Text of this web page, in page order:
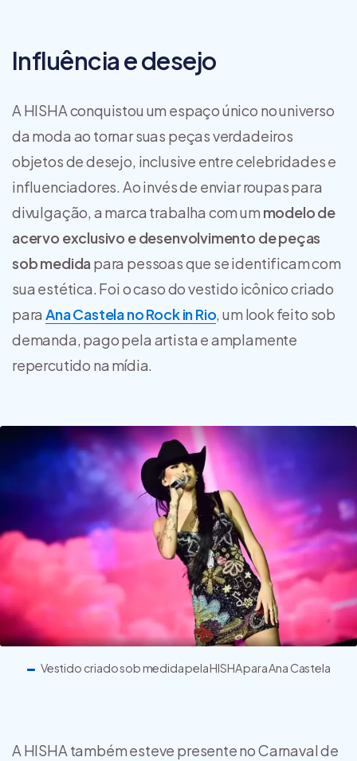
Influência e desejo
A HISHA conquistou um espaço único no universo
da moda ao tornar suas peças verdadeiros
objetos de desejo, inclusive entre celebridades e
influenciadores. Ao invés de enviar roupas para
divulgação, a marca trabalha com um modelo de
acervo exclusivo e desenvolvimento de peças
sob medida para pessoas que se identificam com
sua estética. Foi o caso do vestido icônico criado
paraAna Castela no Rock in Rio, um look feito sob
demanda, pago pela artista e amplamente
repercutido na mídia.
Vestido criado sob medida pela HISHA para Ana Castela
A HISHA também esteve presente no Carnaval de